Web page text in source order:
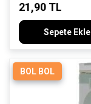
21,90 TL
Sepete Ekle
BOL BOL